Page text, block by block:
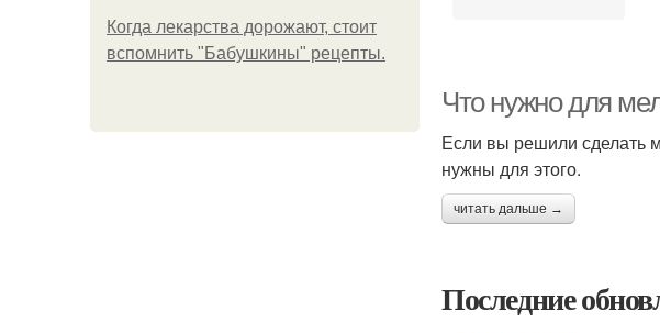
Когда лекарства дорожают, стоит
вспомнить "Бабушкины" рецепты.
Что нужно для
Если вы решили сделать
нужны для этого.
читать дальше →
Последние